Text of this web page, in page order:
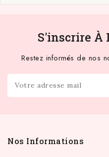
S'inscrire À
Restez informés de nos
Nos Informations